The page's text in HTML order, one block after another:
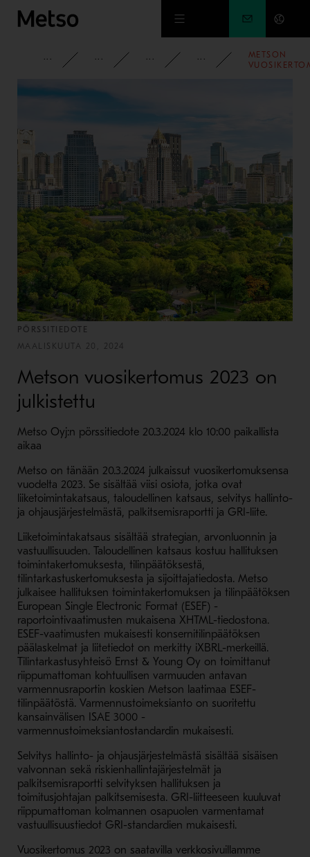
Siirry pääsisältöön
YRITYS PYSY AJAN TASALLA
UUTISET 2024
METSON
PÖRSSITIEDOTE
MAALISKUUTA 20, 2024
Metson vuosikertomus 2023 on
julkistettu
Metso Oyj:n pörssitiedote 20.3.2024 klo 10:00 paikallista
aikaa
Metso on tänään 20.3.2024 julkaissut vuosikertomuksensa
vuodelta 2023. Se sisältää viisi osiota, jotka ovat
liiketoimintakatsaus, taloudellinen katsaus, selvitys hallinto-
ja ohjausjärjestelmästä, palkitsemisraportti ja GRI-liite.
Liiketoimintakatsaus sisältää strategian, arvonluonnin ja
vastuullisuuden. Taloudellinen katsaus kostuu hallituksen
toimintakertomuksesta, tilinpäätöksestä,
tilintarkastuskertomuksesta ja sijoittajatiedosta. Metso
julkaisee hallituksen toimintakertomuksen ja tilinpäätöksen
European Single Electronic Format (ESEF) -
raportointivaatimusten mukaisena XHTML-tiedostona.
ESEF-vaatimusten mukaisesti konsernitilinpäätöksen
päälaskelmat ja liitetiedot on merkitty iXBRL-merkeillä.
Tilintarkastusyhteisö Ernst & Young Oy on toimittanut
riippumattoman kohtuullisen varmuuden antavan
varmennusraportin koskien Metson laatimaa ESEF-
tilinpäätöstä. Varmennustoimeksianto on suoritettu
kansainvälisen ISAE 3000 -
varmennustoimeksiantostandardin mukaisesti.
Selvitys hallinto- ja ohjausjärjestelmästä sisältää sisäisen
valvonnan sekä riskienhallintajärjestelmät ja
palkitsemisraportti selvityksen hallituksen ja
toimitusjohtajan palkitsemisesta. GRI-liitteeseen kuuluvat
riippumattoman kolmannen osapuolen varmentamat
vastuullisuustiedot GRI-standardien mukaisesti.
Vuosikertomus 2023 on saatavilla verkkosivuillamme